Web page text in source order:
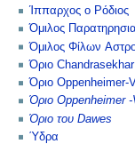
Ίππαρχος ο Ρόδιος
Όμιλος
Όμιλος Φίλων
Όριο Chandrasekhar
Όριο Oppenheimer-
Όριο Oppenheimer
Όριο του Dawes
Ύδρα